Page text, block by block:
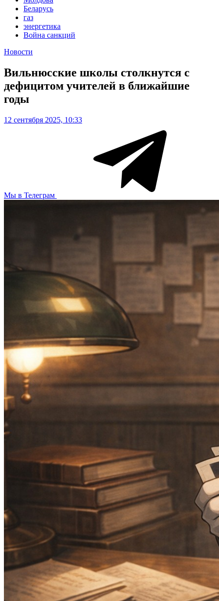
Беларусь
газ
энергетика
Война санкций
Новости
Вильнюсские школы столкнутся с
дефицитом учителей в ближайшие
годы
12 сентября 2025, 10:33
Мы в Телеграм